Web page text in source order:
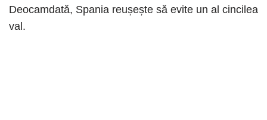
Deocamdată, Spania reușește să evite un al cincilea
val.